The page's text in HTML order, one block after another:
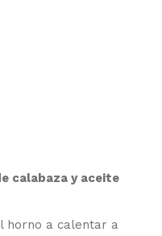
calabaza y aceite
horno a calentar a